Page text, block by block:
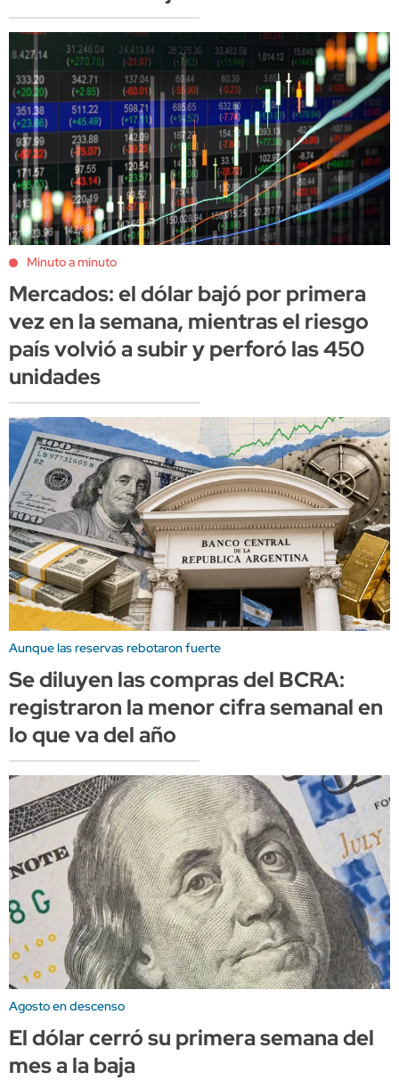
Minuto a minuto
Mercados: el dólar bajó por primera
vez en la semana, mientras el riesgo
país volvió a subir y perforó las 450
unidades
Aunque las reservas rebotaron fuerte
Se diluyen las compras del BCRA:
registraron la menor cifra semanal en
lo que va del año
Agosto en descenso
El dólar cerró su primera semana del
mes a la baja